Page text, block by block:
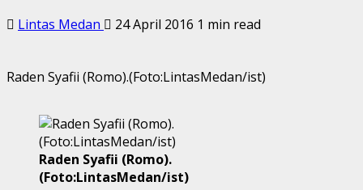
Lintas Medan 24 April 2016 1 min read
Raden Syafii (Romo).(Foto:LintasMedan/ist)
Raden Syafii (Romo).
(Foto:LintasMedan/ist)